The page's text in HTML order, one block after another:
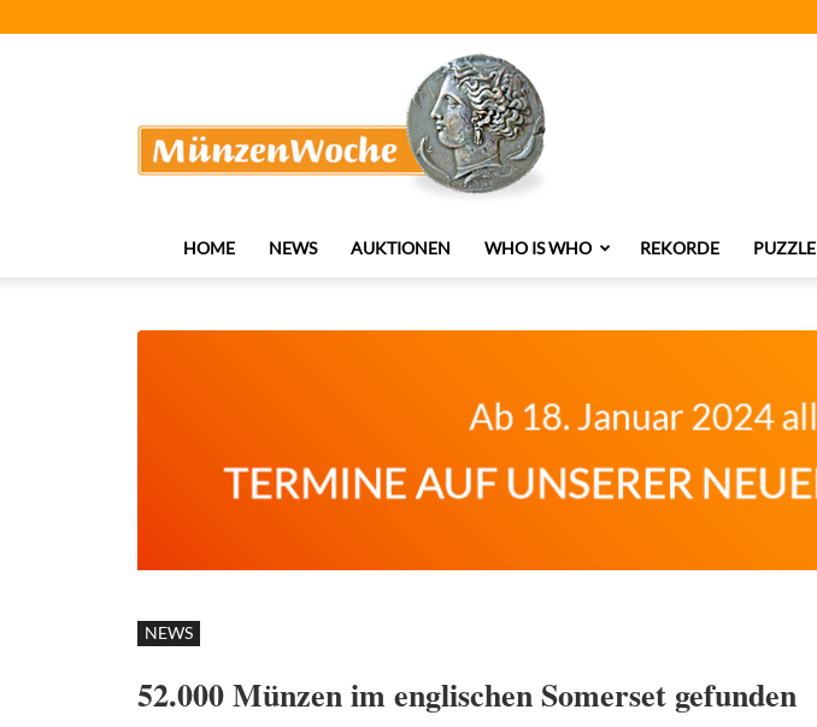
HOME NEWS AUKTIONEN WHO IS WHO REKORDE PUZZLE
NEWS
52.000 Münzen im englischen Somerset gefunden